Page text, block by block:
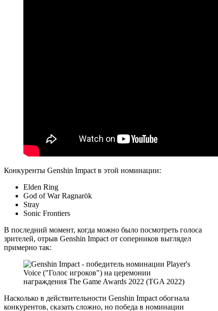
Конкуренты Genshin Impact в этой номинации:
Elden Ring
God of War Ragnarök
Stray
Sonic Frontiers
В последний момент, когда можно было посмотреть голоса
зрителей, отрыв Genshin Impact от соперников выглядел
примерно так:
Насколько в действительности Genshin Impact обогнала
конкурентов, сказать сложно, но победа в номинации